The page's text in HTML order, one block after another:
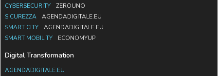
CYBERSECURITY
ZEROUNO
SICUREZZA
AGENDADIGITALE.EU
SMART CITY
AGENDADIGITALE.EU
SMART MOBILITY
ECONOMYUP
Digital Transformation
AGENDADIGITALE.EU